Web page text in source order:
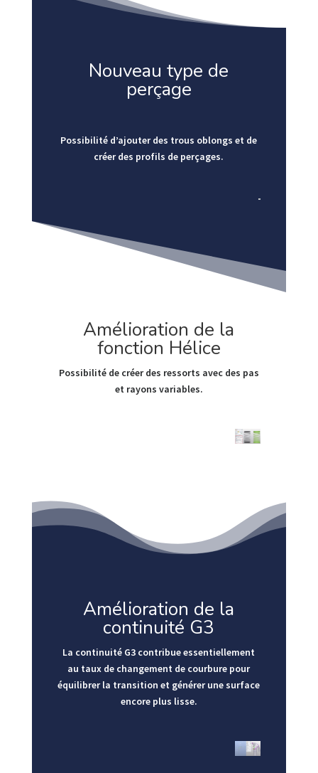
Nouveau type de
perçage
Possibilité d’ajouter des trous oblongs et de
créer des profils de perçages.
Amélioration de la
fonction Hélice
Possibilité de créer des ressorts avec des pas
et rayons variables.
Amélioration de la
continuité G3
La continuité G3 contribue essentiellement
au taux de changement de courbure pour
équilibrer la transition et générer une surface
encore plus lisse.